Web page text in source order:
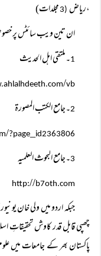
،ریاض (3
مجلدات)
ان تین ویب سائٹس پر
1۔ملتقی اہل الحدیث
/vb
2۔جامع الکتب المصورۃ
/?page_id2363806
3۔جامع البحوث العلمیہ
http://b7oth.com
جبکہ اردو میں ولی خان
چھپی قابل قدر کاوش تحقیقاتِ
پاکستان بھر کے جامعات میں